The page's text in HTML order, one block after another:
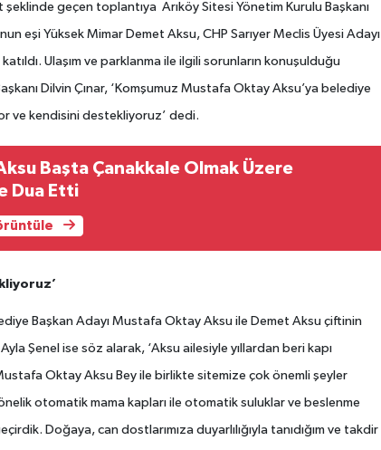
şeklinde geçen toplantıya Arıköy Sitesi Yönetim Kurulu Başkanı
eşi Yüksek Mimar Demet Aksu, CHP Sarıyer Meclis Üyesi Adayı
Ulaşım ve parklanma ile ilgili sorunların konuşulduğu
Dilvin Çınar, ‘Komşumuz Mustafa Oktay Aksu’ya belediye
ve kendisini destekliyoruz’ dedi.
Başta Çanakkale Olmak Üzere
Dua Etti
Başkan Adayı Mustafa Oktay Aksu ile Demet Aksu çiftinin
Şenel ise söz alarak, ‘Aksu ailesiyle yıllardan beri kapı
Oktay Aksu Bey ile birlikte sitemize çok önemli şeyler
otomatik mama kapları ile otomatik suluklar ve beslenme
Doğaya, can dostlarımıza duyarlılığıyla tanıdığım ve takdir